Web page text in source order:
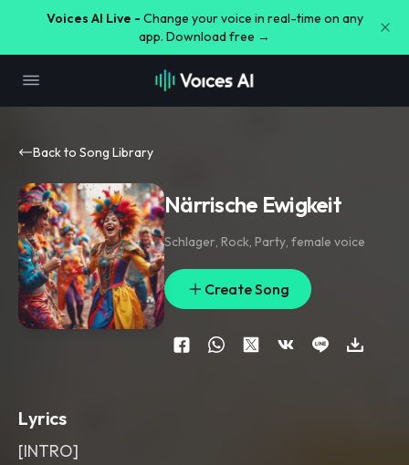
Voices AI Live - Change your voice in real-time on any
app. Download free →
Back to Song Library
Närrische Ewigkeit
Schlager, Rock, Party, female voice
Create Song
Lyrics
[INTRO]